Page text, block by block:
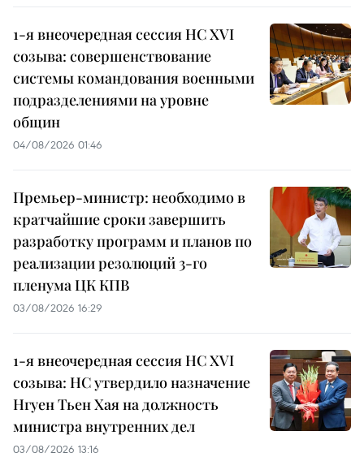
1-я внеочередная сессия НС XVI
созыва: совершенствование
системы командования военными
подразделениями на уровне
общин
04/08/2026 01:46
Премьер-министр: необходимо в
кратчайшие сроки завершить
разработку программ и планов по
реализации резолюций 3-го
пленума ЦК КПВ
03/08/2026 16:29
1-я внеочередная сессия НС XVI
созыва: НС утвердило назначение
Нгуен Тьен Хая на должность
министра внутренних дел
03/08/2026 13:16